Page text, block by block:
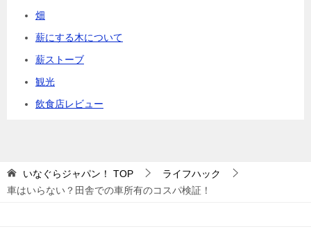
畑
薪にする木について
薪ストーブ
観光
飲食店レビュー
いなぐらジャパン！ TOP
ライフハック
車はいらない？田舎での車所有のコスパ検証！